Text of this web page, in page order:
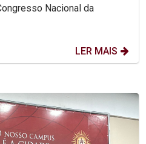
Nacional da
LER MAIS